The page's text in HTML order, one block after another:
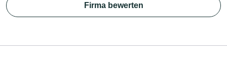
Firma bewerten